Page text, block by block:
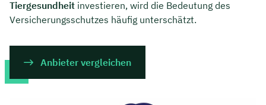
Tiergesundheit investieren, wird die Bedeutung des
Versicherungsschutzes häufig unterschätzt.
Anbieter vergleichen